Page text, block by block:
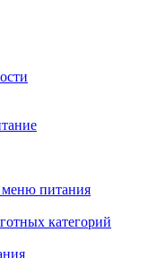
меню питания
категорий